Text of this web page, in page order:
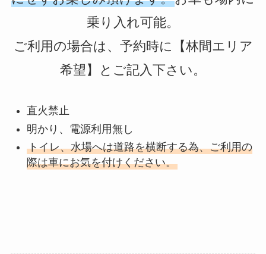
乗り入れ可能。
ご利用の場合は、予約時に【林間エリア
希望】とご記入下さい。
直火禁止
明かり、電源利用無し
トイレ、水場へは道路を横断する為、ご利用の
際は車にお気を付けください。